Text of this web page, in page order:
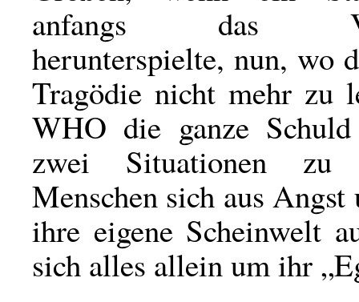
anfangs das
herunterspielte, nun, wo
Tragödie nicht mehr zu
WHO die ganze
zwei Situationen zu
Menschen sich aus
ihre eigene Scheinwelt
sich alles allein um ihr